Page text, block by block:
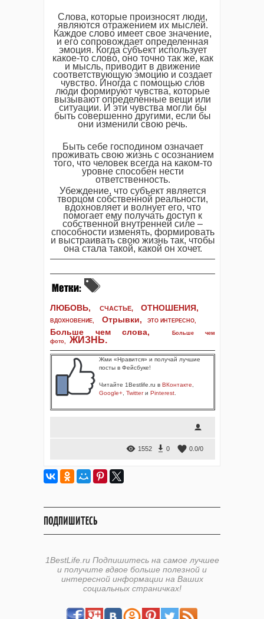
Слова, которые произносят люди,
являются отражением их мыслей.
Каждое слово имеет свое значение,
и его сопровождает определенная
эмоция. Когда субъект использует
какое-то слово, оно точно так же, как
и мысль, приводит в движение
соответствующую эмоцию и создает
чувство. Иногда с помощью слов
люди формируют чувства, которые
вызывают определенные вещи или
ситуации. И эти чувства могли бы
быть совершенно другими, если бы
они изменили свою речь.
Быть себе господином означает
проживать свою жизнь с осознанием
того, что человек всегда на каком-то
уровне способен нести
ответственность.
Убеждение, что субъект является
творцом собственной реальности,
вдохновляет и волнует его, что
помогает ему получать доступ к
собственной внутренней силе –
способности изменять, формировать
и выстраивать свою жизнь так, чтобы
она стала такой, какой он хочет.
ЛЮБОВЬ, СЧАСТЬЕ, ОТНОШЕНИЯ,
ВДОХНОВЕНИЕ, Отрывки, ЭТО ИНТЕРЕСНО,
Больше чем слова,
Больше чем
фото, ЖИЗНЬ.
Жми «Нравится» и получай лучшие
посты в Фейсбуке!
Читайте 1Bestlife.ru в ВКонтакте
Google+ Twitterи Pinterest
1552 0 0.0/0
ПОДПИШИТЕСЬ
1BestLife.ru Подпишитесь на самое лучшее
и получите вдвое больше полезной и
интересной информации на Ваших
социальных страничках!